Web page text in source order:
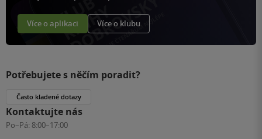
Více o aplikaci Více o klubu
Potřebujete s něčím poradit?
Často kladené dotazy
Kontaktujte nás
Po–Pá: 8:00–17:00